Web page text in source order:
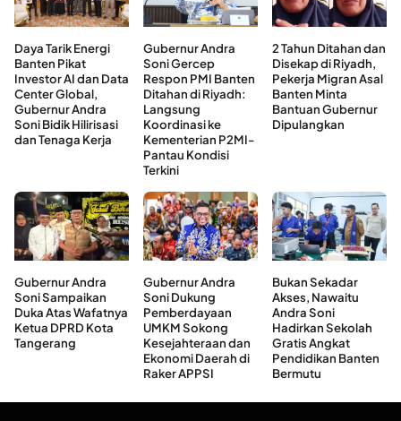
Daya Tarik Energi
Banten Pikat
Investor AI dan Data
Center Global,
Gubernur Andra
Soni Bidik Hilirisasi
dan Tenaga Kerja
Gubernur Andra
Soni Gercep
Respon PMI Banten
Ditahan di Riyadh:
Langsung
Koordinasi ke
Kementerian P2MI-
Pantau Kondisi
Terkini
2 Tahun Ditahan dan
Disekap di Riyadh,
Pekerja Migran Asal
Banten Minta
Bantuan Gubernur
Dipulangkan
Gubernur Andra
Soni Sampaikan
Duka Atas Wafatnya
Ketua DPRD Kota
Tangerang
Gubernur Andra
Soni Dukung
Pemberdayaan
UMKM Sokong
Kesejahteraan dan
Ekonomi Daerah di
Raker APPSI
Bukan Sekadar
Akses, Nawaitu
Andra Soni
Hadirkan Sekolah
Gratis Angkat
Pendidikan Banten
Bermutu